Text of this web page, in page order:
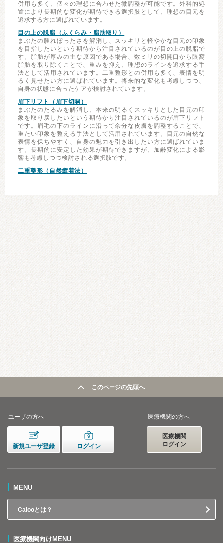
併用も多く、個々の理想に合わせた微調整が可能です。外科的処
置により長期的な変化が期待できる選択肢として、理想の目元を
追求する方に選ばれています。
目の上の脱脂（ふくらみ・脂肪取り）
まぶたの腫れぼったさを解消し、スッキリと軽やかな目元の印象
を目指したいという期待から注目されているのが目の上の脱脂で
す。脂肪が厚みの主な原因である場合、数ミリの切開口から眼窩
脂肪を取り除くことで、重みを抑え、理想のラインを追求する手
法として活用されています。二重整形との併用も多く、表情を明
るく見せたい方に選ばれています。将来的な変化も考慮しつつ、
自身の状態に合ったケアが検討されています。
眉下リフト（眉下切開）
まぶたのたるみを解消し、本来の明るくスッキリとした目元の印
象を取り戻したいという期待から注目されているのが眉下リフト
です。眉毛の下のラインに沿って余分な皮膚を調整することで、
重たい印象を整える手法として活用されています。目元の自然な
表情を保ちやすく、自身の魅力を引き出したい方に選ばれていま
す。長期的に安定した効果が期待できますが、加齢変化による影
響も考慮しつつ検討される選択肢です。
二重整形（自然癒着法）
このページの先頭へ
ユーザの方へ
新規ユーザ登録 ログイン
医療機関の方へ
医療機関
ログイン
MENU
Calooとは？
医療機関向けMENU